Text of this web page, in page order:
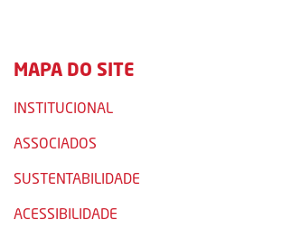
MAPA DO SITE
INSTITUCIONAL
ASSOCIADOS
SUSTENTABILIDADE
ACESSIBILIDADE